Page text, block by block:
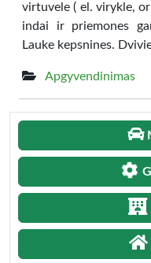
virtuvele ( el. virykle,
indai ir priemones
Lauke kepsnines.
Apgyvendinimas